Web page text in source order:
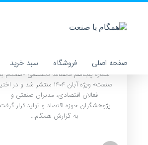
صفحه اصلی فروشگاه سبد خرید
شماره پنجاهم ماهنامه تخصصی «همگام با
صنعت» ویژه آبان ۱۴۰۴ منتشر شد و در
فعالان اقتصادی، مدیران صنعتی و
پژوهشگران حوزه اقتصاد و تولید قرار
به گزارش همگام…